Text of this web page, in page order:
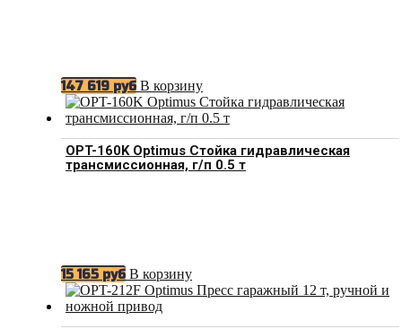
147 619 руб В корзину
OPT-160K Optimus Стойка гидравлическая
трансмиссионная, г/п 0.5 т
15 165 руб В корзину